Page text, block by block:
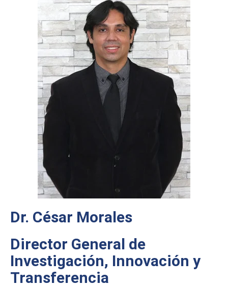
Dr. César Morales
Director General de
Investigación, Innovación y
Transferencia